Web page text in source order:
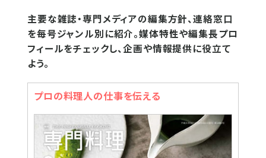
主要な雑誌・専門メディアの編集方針、連絡窓口
を毎号ジャンル別に紹介。媒体特性や編集長プロ
フィールをチェックし、企画や情報提供に役立て
よう。
プロの料理人の仕事を伝える